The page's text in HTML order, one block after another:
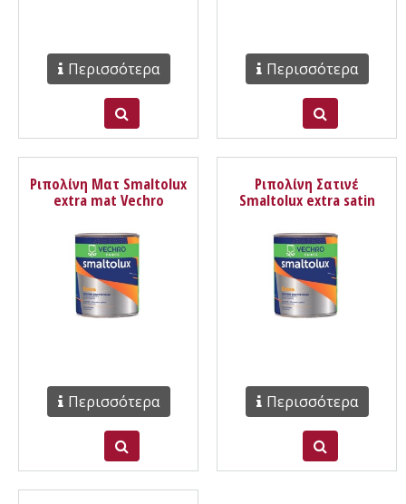
Περισσότερα Περισσότερα
Ριπολίνη Ματ Smaltolux
extra mat Vechro
Περισσότερα
Ριπολίνη Σατινέ
Smaltolux extra satin
Περισσότερα